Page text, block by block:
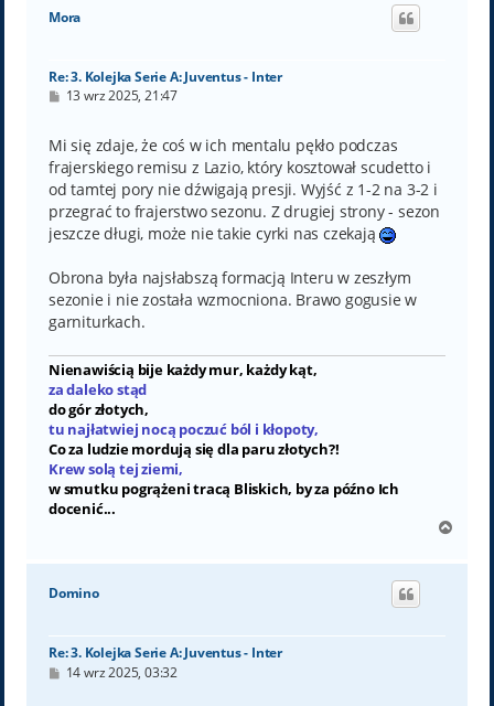
Mora
Re: 3. Kolejka Serie A: Juventus - Inter
P
t
13 wrz 2025, 21:47
Mi się zdaje, że coś w ich mentalu pękło podczas
frajerskiego remisu z Lazio, który kosztował scudetto i
od tamtej pory nie dźwigają presji. Wyjść z 1-2 na 3-2 i
przegrać to frajerstwo sezonu. Z drugiej strony - sezon
jeszcze długi, może nie takie cyrki nas czekają
Obrona była najsłabszą formacją Interu w zeszłym
sezonie i nie została wzmocniona. Brawo gogusie w
garniturkach.
Nienawiścią bije każdy mur, każdy kąt,
za daleko stąd
do gór złotych,
tu najłatwiej nocą poczuć ból i kłopoty,
Co za ludzie mordują się dla paru złotych?!
Krew solą tej ziemi,
w smutku pogrążeni tracą Bliskich, by za późno Ich
docenić...
g
Domino
Re: 3. Kolejka Serie A: Juventus - Inter
P14 wrz 2025, 03:32